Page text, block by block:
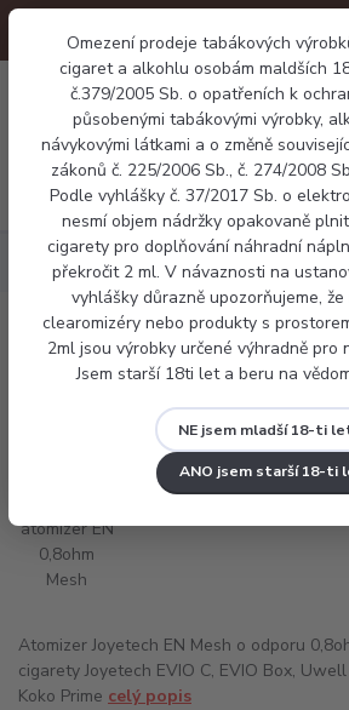
Omezení prodeje tabákových
cigaret a alkohlu osobám maldších
č.379/2005 Sb. o opatřeních k
působenými tabákovými výrobky,
návykovými látkami a o změně
zákonů č. 225/2006 Sb., č. 274/2008
Podle vyhlášky č. 37/2017 Sb. o
nesmí objem nádržky opakovaně
cigarety pro doplňování náhradní
překročit 2 ml. V návaznosti na
vyhlášky důrazně upozorňujeme,
clearomizéry nebo produkty s
2ml jsou výrobky určené výhradně pro
Jsem starší 18ti let a beru na
NE jsem mladší 18-ti
ANO jsem starší 18-ti
Příslušenství Joyetech atomizer EN
Joyetech atomizer EN
Atomizer Joyetech EN Mesh o odporu
cigarety Joyetech EVIO C, EVIO Box,
Koko Prime celý popis